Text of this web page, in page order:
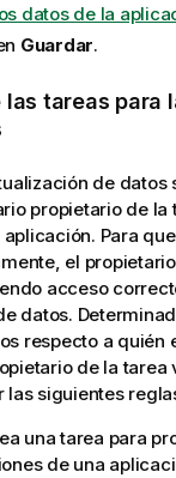
datos de la
Guardar.
las tareas para
de datos
propietario de la
Para
el
acceso
datos.
respecto a quién
de la tarea
las siguientes
una tarea para
de una